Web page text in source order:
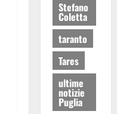
Stefano
Coletta
taranto
Tares
ultime
notizie
Puglia